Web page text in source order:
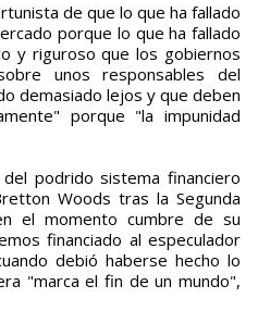
de que lo que ha fallado
porque lo que ha fallado
y riguroso que los gobiernos
unos responsables del
demasiado lejos y que deben
porque "la impunidad
podrido sistema financiero
Woods tras la Segunda
el momento cumbre de su
financiado al especulador
debió haberse hecho lo
"marca el fin de un mundo",